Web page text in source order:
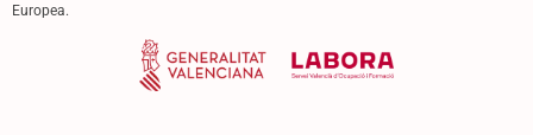
Europea.